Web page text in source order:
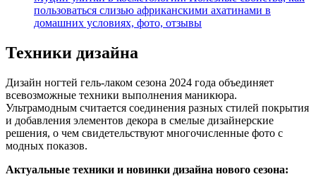
пользоваться слизью африканскими ахатинами в
домашних условиях, фото, отзывы
Техники дизайна
Дизайн ногтей гель-лаком сезона 2024 года объединяет
всевозможные техники выполнения маникюра.
Ультрамодным считается соединения разных стилей покрытия
и добавления элементов декора в смелые дизайнерские
решения, о чем свидетельствуют многочисленные фото с
модных показов.
Актуальные техники и новинки дизайна нового сезона: